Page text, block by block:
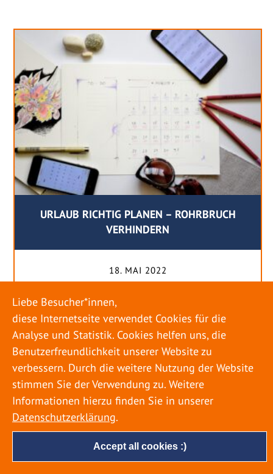
URLAUB RICHTIG PLANEN – ROHRBRUCH
VERHINDERN
18. MAI 2022
genießen ihren Urlaub. Dabei zieht es die Einen
weiter weg, die Anderen bleiben dann doch
lieber in der Heimat. Wenn Sie für eine längere
Zeit wegfahren möchten, gibt es einige Dinge zu
beachten, damit nicht anschließend eine böse
Überraschung auf Sie wartet. Um einen
möglichst entspannten Urlaub zu […]
Accept all cookies :)
Liebe Besucher*innen,
diese Internetseite verwendet Cookies für die
Analyse und Statistik. Cookies helfen uns, die
Benutzerfreundlichkeit unserer Website zu
verbessern. Durch die weitere Nutzung der Website
stimmen Sie der Verwendung zu. Weitere
Informationen hierzu finden Sie in unserer
Datenschutzerklärung.